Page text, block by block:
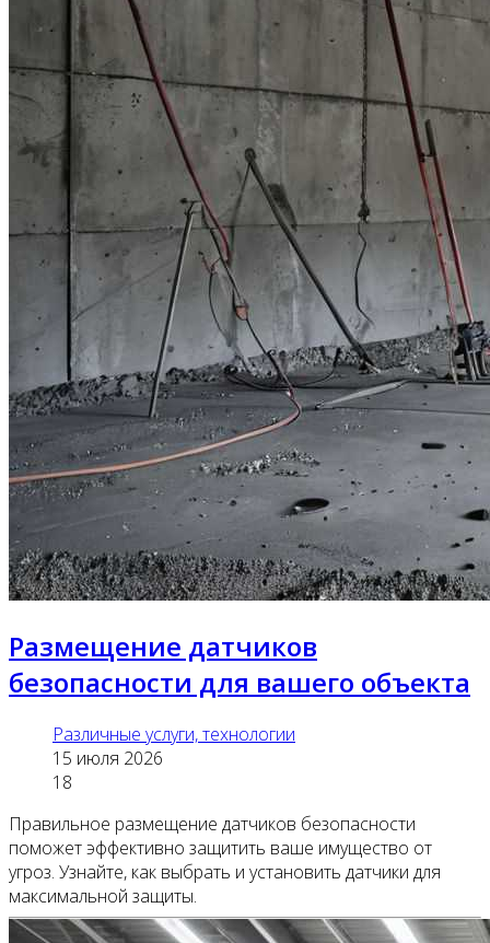
Размещение датчиков
безопасности для вашего объекта
Различные услуги, технологии
15 июля 2026
18
Правильное размещение датчиков безопасности
поможет эффективно защитить ваше имущество от
угроз. Узнайте, как выбрать и установить датчики для
максимальной защиты.